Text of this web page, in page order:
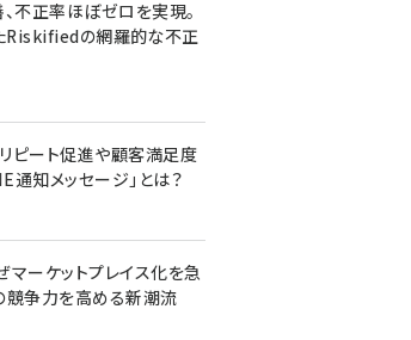
不正率ほぼゼロを実現。
Riskifiedの網羅的な不正
ピート促進や顧客満足度
通知メッセージ」とは？
ーケットプレイス化を急
競争力を高める新潮流